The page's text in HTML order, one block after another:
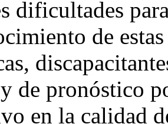
dificultades
de
de pronóstico
en la calidad